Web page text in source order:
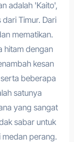
adalah 'Kaito',
Timur. Dari
mematikan.
hitam dengan
kesan
beberapa
satunya
yang sangat
sabar untuk
medan perang.